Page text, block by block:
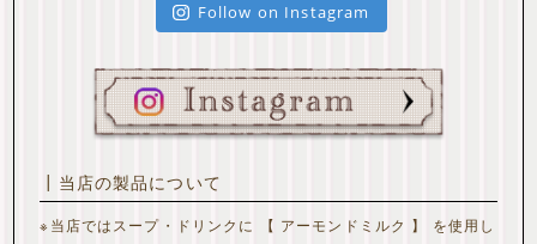
Follow on Instagram
┃当店の製品について
※当店ではスープ・ドリンクに 【 アーモンドミルク 】 を使用し